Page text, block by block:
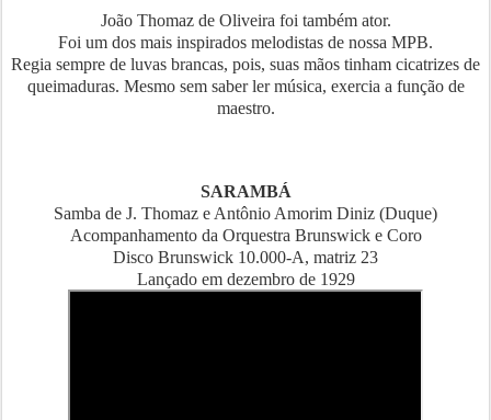
João Thomaz de Oliveira foi também ator.
Foi um dos mais inspirados melodistas de nossa MPB.
Regia sempre de luvas brancas, pois, suas mãos tinham cicatrizes de
queimaduras. Mesmo sem saber ler música, exercia a função de
maestro.
SARAMBÁ
Samba de J. Thomaz e Antônio Amorim Diniz (Duque)
Acompanhamento da Orquestra Brunswick e Coro
Disco Brunswick 10.000-A, matriz 23
Lançado em dezembro de 1929